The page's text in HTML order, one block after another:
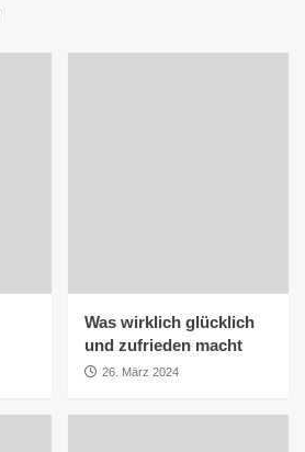
Was wirklich glücklich
und zufrieden macht
26. März 2024